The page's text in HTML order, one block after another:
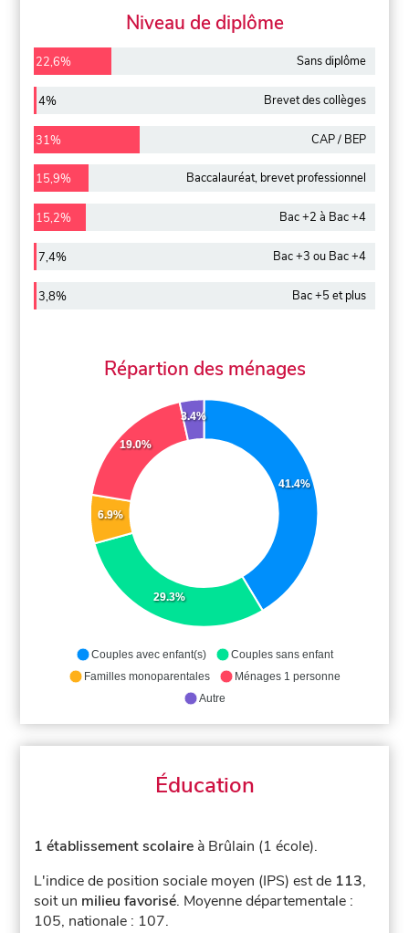
Niveau de diplôme
22,6% Sans diplôme
4% Brevet des collèges
31% CAP / BEP
15,9% Baccalauréat, brevet professionnel
15,2% Bac +2 à Bac +4
7,4% Bac +3 ou Bac +4
3,8% Bac +5 et plus
Répartion des ménages
41.4%
29.3%
6.9%
19.0%
3.4%
Couples avec enfant(s)
Couples sans enfant
Familles monoparentales
Ménages 1 personne
Autre
Éducation
1 établissement scolaire à Brûlain (1 école).
L'indice de position sociale moyen (IPS) est de 113,
soit un milieu favorisé. Moyenne départementale :
105, nationale : 107.